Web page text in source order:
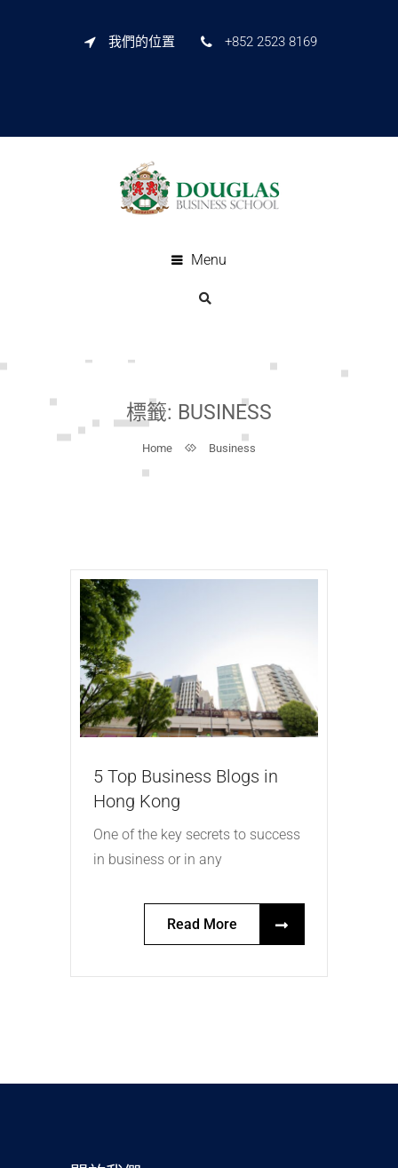
我們的位置 +852 2523 8169
Menu
標籤: BUSINESS
Home Business
5 Top Business Blogs in
Hong Kong
One of the key secrets to success
in business or in any
Read More